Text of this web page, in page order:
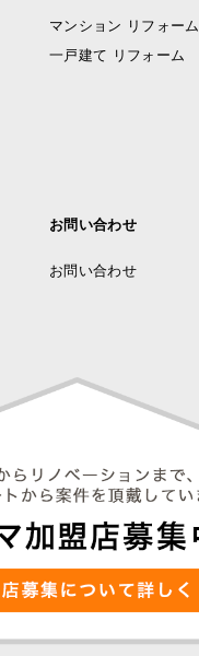
マンション リフォーム
一戸建て リフォーム
お問い合わせ
お問い合わせ